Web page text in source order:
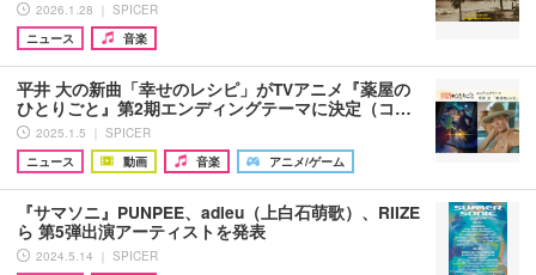
2026.1.28 ｜ SPICER
ニュース
音楽
平井 大の新曲「幸せのレシピ」がTVアニメ『薬屋の
ひとりごと』第2期エンディングテーマに決定（コ…
2025.1.5 ｜ SPICER
ニュース
動画 音楽 アニメ/ゲーム
『サマソニ』PUNPEE、adieu（上白石萌歌）、RIIZE
ら 第5弾出演アーティストを発表
2024.5.14 ｜ SPICER